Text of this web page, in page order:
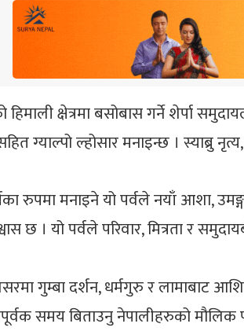
क्षेत्रमा बसोबास गर्ने शेर्पा
ग्याल्पो ल्होसार मनाइन्छ । स्याब्रु
रुपमा मनाइने यो पर्वले नयाँ आशा,
छ । यो पर्वले परिवार, मित्रता र
गुम्बा दर्शन, धर्मगुरु र लामाबाट
समय बिताउनु नेपालीहरुको मौलिक